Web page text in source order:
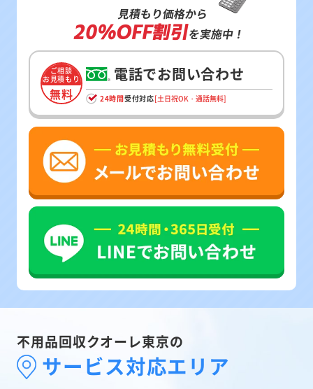
見積もり価格から
20%OFF割引を実施中！
ご相談
お見積もり
無料
電話でお問い合わせ
24時間受付対応[土日祝OK・通話無料]
不用品回収クオーレ東京の
サービス対応エリア